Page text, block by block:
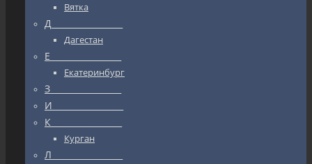
Вятка
Д_________________
Дагестан
Е_________________
Екатеринбург
З_________________
И_________________
К_________________
Курган
Л_________________